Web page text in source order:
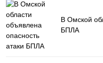
В Омской
БПЛА